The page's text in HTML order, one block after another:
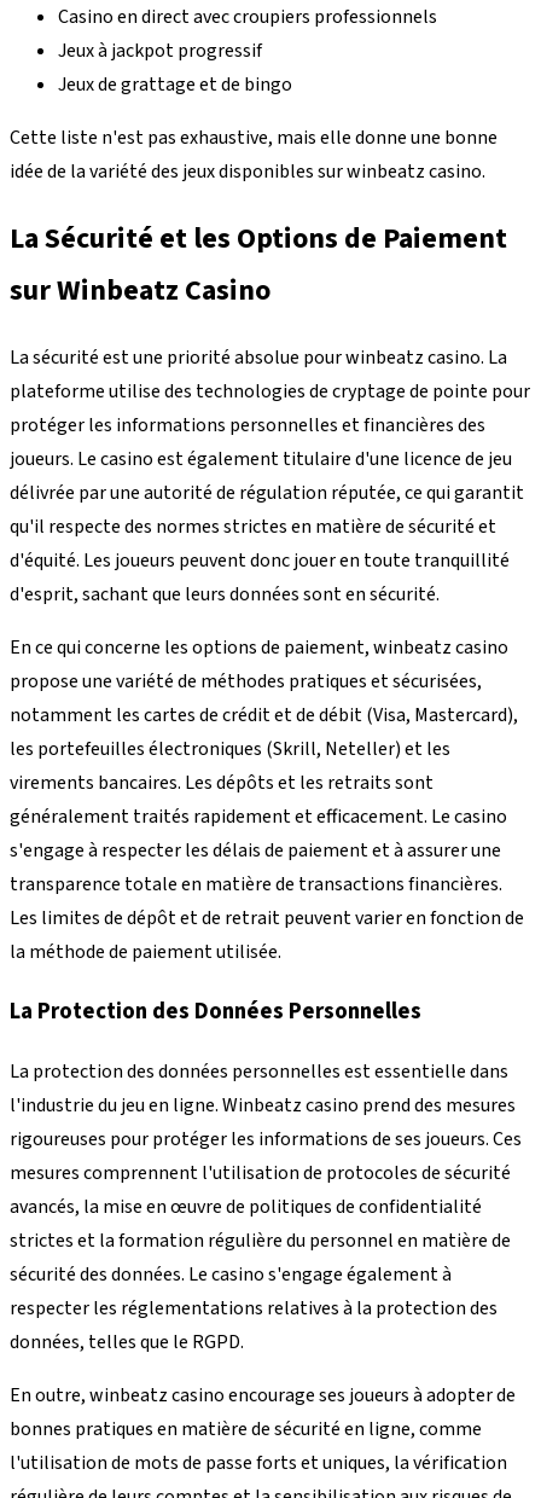
Casino en direct avec croupiers professionnels
Jeux à jackpot progressif
Jeux de grattage et de bingo
Cette liste n'est pas exhaustive, mais elle donne une bonne
idée de la variété des jeux disponibles sur winbeatz casino.
La Sécurité et les Options de Paiement
sur Winbeatz Casino
La sécurité est une priorité absolue pour winbeatz casino. La
plateforme utilise des technologies de cryptage de pointe pour
protéger les informations personnelles et financières des
joueurs. Le casino est également titulaire d'une licence de jeu
délivrée par une autorité de régulation réputée, ce qui garantit
qu'il respecte des normes strictes en matière de sécurité et
d'équité. Les joueurs peuvent donc jouer en toute tranquillité
d'esprit, sachant que leurs données sont en sécurité.
En ce qui concerne les options de paiement, winbeatz casino
propose une variété de méthodes pratiques et sécurisées,
notamment les cartes de crédit et de débit (Visa, Mastercard),
les portefeuilles électroniques (Skrill, Neteller) et les
virements bancaires. Les dépôts et les retraits sont
généralement traités rapidement et efficacement. Le casino
s'engage à respecter les délais de paiement et à assurer une
transparence totale en matière de transactions financières.
Les limites de dépôt et de retrait peuvent varier en fonction de
la méthode de paiement utilisée.
La Protection des Données Personnelles
La protection des données personnelles est essentielle dans
l'industrie du jeu en ligne. Winbeatz casino prend des mesures
rigoureuses pour protéger les informations de ses joueurs. Ces
mesures comprennent l'utilisation de protocoles de sécurité
avancés, la mise en œuvre de politiques de confidentialité
strictes et la formation régulière du personnel en matière de
sécurité des données. Le casino s'engage également à
respecter les réglementations relatives à la protection des
données, telles que le RGPD.
En outre, winbeatz casino encourage ses joueurs à adopter de
bonnes pratiques en matière de sécurité en ligne, comme
l'utilisation de mots de passe forts et uniques, la vérification